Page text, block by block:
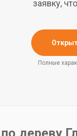
заявку,
Полные
дереву